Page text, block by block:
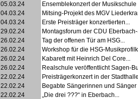
05.03.24
Ensemblekonzert der
04.03.24
Mitsing-Projekt des MGV
04.03.24
Erste Preisträger konzertierten...
29.02.24
Montagsforum der CDU
26.02.24
Tag der offenen Tür am HSG...
26.02.24
Workshop für die HSG-
26.02.24
Kabarett mit Heinrich Del Core...
26.02.24
Realschule veröffentlicht Sagen-
22.02.24
Preisträgerkonzert in der
22.02.24
Begabte Sängerinnen und Sänger
22.02.24
„Die drei ???“ in Eberbach...